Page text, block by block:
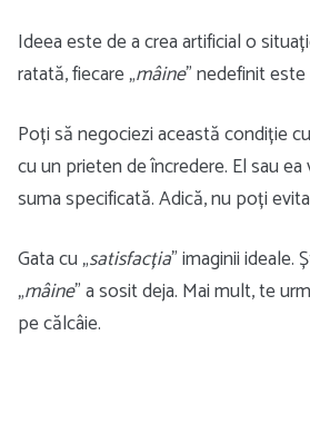
Ideea este de a crea artificial o
ratată, fiecare „mâine” nedefinit
Poți să negociezi această condiție
cu un prieten de încredere. El sau
suma specificată. Adică, nu poți
Gata cu „satisfacția” imaginii ideale.
„mâine” a sosit deja. Mai mult, te
pe călcâie.